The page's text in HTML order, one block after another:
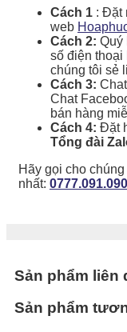
Cách 1 : Đặt
web
Cách 2: Quý
số điện thoại
chúng tôi sẻ
Cách 3:
Chat
bán hàng
Cách 4: Đặt
Tổng đài
Hãy gọi cho
nhất: 0777.091.090
Sản phẩm liên
Sản phẩm